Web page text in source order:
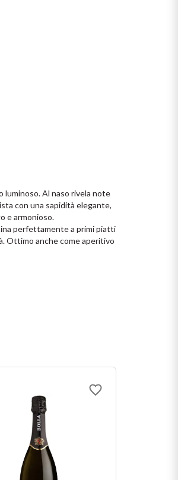
luminoso. Al naso rivela note
con una sapidità elegante,
e armonioso.
perfettamente a primi piatti
Ottimo anche come aperitivo